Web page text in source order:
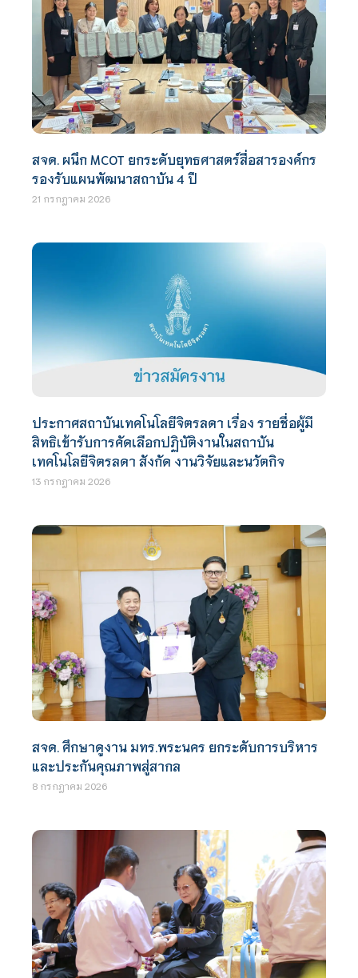
สจด. ผนึก MCOT ยกระดับยุทธศาสตร์สื่อสารองค์กร
รองรับแผนพัฒนาสถาบัน 4 ปี
21 กรกฎาคม 2026
ประกาศสถาบันเทคโนโลยีจิตรลดา เรื่อง รายชื่อผู้มี
สิทธิเข้ารับการคัดเลือกปฏิบัติงานในสถาบัน
เทคโนโลยีจิตรลดา สังกัด งานวิจัยและนวัตกิจ
13 กรกฎาคม 2026
สจด. ศึกษาดูงาน มทร.พระนคร ยกระดับการบริหาร
และประกันคุณภาพสู่สากล
8 กรกฎาคม 2026